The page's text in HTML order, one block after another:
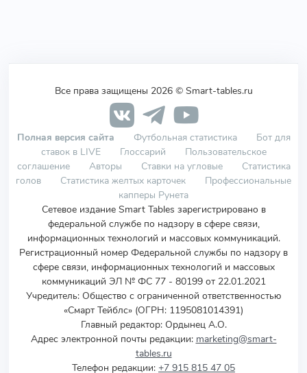
Все права защищены 2026 © Smart-tables.ru
Полная версия сайта Футбольная статистика
Бот для
ставок в LIVE
Глоссарий
Пользовательское
соглашение
Авторы Ставки на угловые
Статистика
голов
Статистика желтых карточек
Профессиональные
капперы Рунета
Сетевое издание Smart Tables зарегистрировано в
федеральной службе по надзору в сфере связи,
информационных технологий и массовых коммуникаций.
Регистрационный номер Федеральной службы по надзору в
сфере связи, информационных технологий и массовых
коммуникаций ЭЛ № ФС 77 - 80199 от 22.01.2021
Учредитель: Общество с ограниченной ответственностью
«Смарт Тейблс» (ОГРН: 1195081014391)
Главный редактор: Ордынец А.О.
Адрес электронной почты редакции: marketing@smart-
tables.ru
Телефон редакции: +7 915 815 47 05